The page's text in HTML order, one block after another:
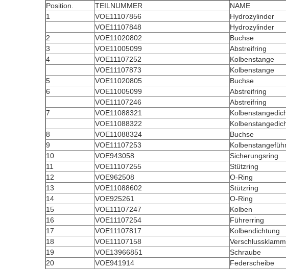
Position. TEILNUMMER
NAME
1
VOE11107856
Hydrozylinder
VOE11107848
Hydrozylinder
2
VOE11020802
Buchse
3
VOE11005099
Abstreifring
4
VOE11107252
Kolbenstange
VOE11107873
Kolbenstange
5
VOE11020805
Buchse
6
VOE11005099
Abstreifring
VOE11107246
Abstreifring
7
VOE11088321
VOE11088322
8
VOE11088324
Buchse
9
VOE11107253
10
VOE943058
Sicherungsring
11
VOE11107255
Stützring
12
VOE962508
O-Ring
13
VOE11088602
Stützring
14
VOE925261
O-Ring
15
VOE11107247
Kolben
16
VOE11107254
Führerring
17
VOE11107817
Kolbendichtung
18
VOE11107158
19
VOE13966851
Schraube
20
VOE941914
Federscheibe